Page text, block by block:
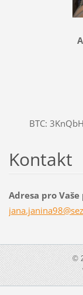
BTC:
Kontakt
Adresa pro
jana.janina98@se
©